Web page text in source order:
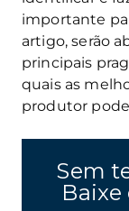
importante
artigo, serão
principais
quais as
produtor
Sem